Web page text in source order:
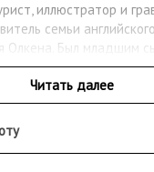
иллюстратор и
семьи английского
Олкена. Был младшим
брата — Джордж
Генри Томас
довольно
работал до конца
период в его
тема его